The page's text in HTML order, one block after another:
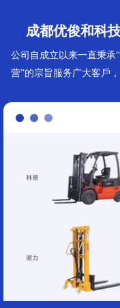
成都优俊和科
公司⾃成⽴以来⼀直秉承
营”的宗旨服务⼴⼤客⼾